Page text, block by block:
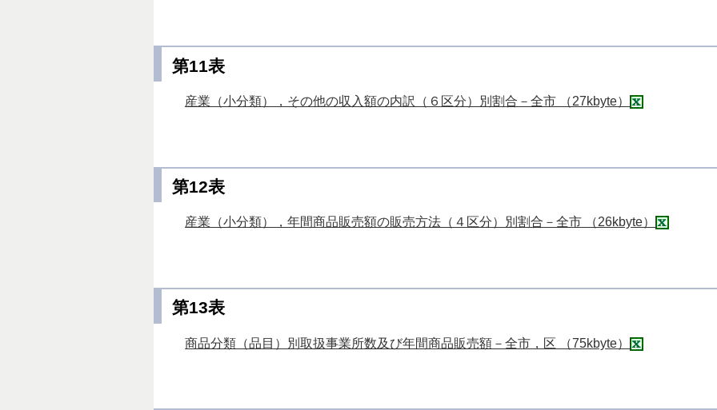
第11表
産業（小分類），その他の収入額の内訳（６区分）別割合－全市 （27kbyte）
第12表
産業（小分類），年間商品販売額の販売方法（４区分）別割合－全市 （26kbyte）
第13表
商品分類（品目）別取扱事業所数及び年間商品販売額－全市，区 （75kbyte）